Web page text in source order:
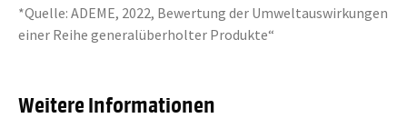
*Quelle: ADEME, 2022, Bewertung der Umweltauswirkungen
einer Reihe generalüberholter Produkte“
Weitere Informationen